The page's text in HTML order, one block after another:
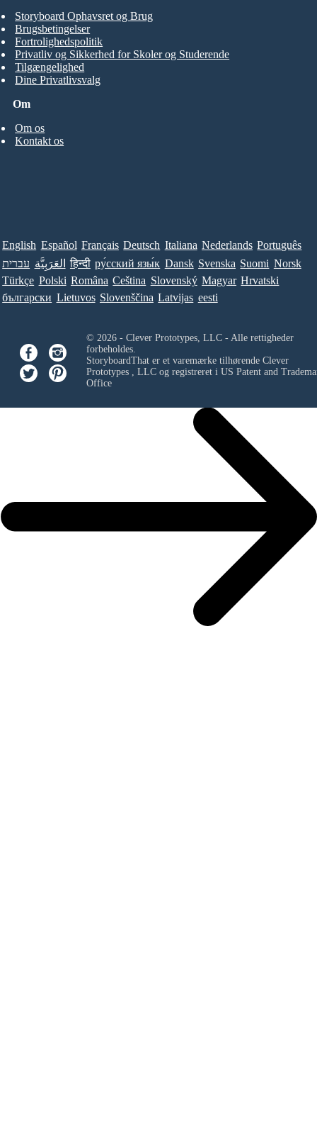
Om
Om os
Kontakt os
Storyboard Ophavsret og Brug
Brugsbetingelser
Fortrolighedspolitik
Privatliv og Sikkerhed for Skoler og Studerende
Tilgængelighed
Dine Privatlivsvalg
English Español Français Deutsch Italiana Nederlands Português
עברית العَرَبِيَّة हिन्दी ру́сский язы́к Dansk Svenska Suomi Norsk
Türkçe Polski Româna Ceština Slovenský Magyar Hrvatski
български Lietuvos Slovenščina Latvijas eesti
© 2026 - Clever Prototypes, LLC - Alle rettigheder
forbeholdes.
StoryboardThat er et varemærke tilhørende Clever
Prototypes , LLCog registreret i US Patent and
Office